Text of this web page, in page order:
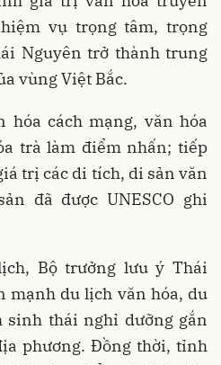
vụ trọng tâm, trọng
Nguyên trở thành trung
vùng Việt Bắc.
hóa cách mạng, văn hóa
trà làm điểm nhấn; tiếp
trị các di tích, di sản văn
đã được UNESCO ghi
Bộ trưởng lưu ý Thái
mạnh du lịch văn hóa, du
sinh thái nghỉ dưỡng gắn
phương. Đồng thời, tỉnh